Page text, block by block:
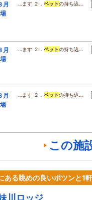
月
…ます ２．ペットの持ち込…
月
…ます ２．ペットの持ち込…
月
…ます ２．ペットの持ち込…
この施
ある眺めの良いポツンと1